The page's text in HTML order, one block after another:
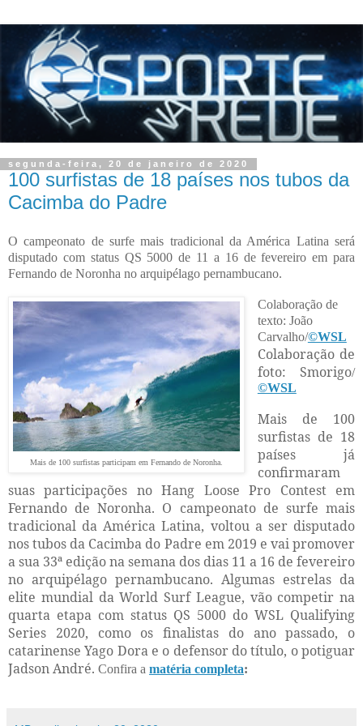
segunda-feira, 20 de janeiro de 2020
100 surfistas de 18 países nos tubos da
Cacimba do Padre
O campeonato de surfe mais tradicional da América Latina será
disputado com status QS 5000 de 11 a 16 de fevereiro em para
Fernando de Noronha no arquipélago pernambucano.
Mais de 100 surfistas participam em Fernando de Noronha.
Colaboração de
texto: João
Carvalho/©WSL
Colaboração de
foto: Smorigo/
©WSL
Mais de 100
surfistas de 18
países já
confirmaram
suas participações no Hang Loose Pro Contest em
Fernando de Noronha. O campeonato de surfe mais
tradicional da América Latina, voltou a ser disputado
nos tubos da Cacimba do Padre em 2019 e vai promover
a sua 33ª edição na semana dos dias 11 a 16 de fevereiro
no arquipélago pernambucano. Algumas estrelas da
elite mundial da World Surf League, vão competir na
quarta etapa com status QS 5000 do WSL Qualifying
Series 2020, como os finalistas do ano passado, o
catarinense Yago Dora e o defensor do título, o potiguar
Jadson André. Confira a matéria completa: